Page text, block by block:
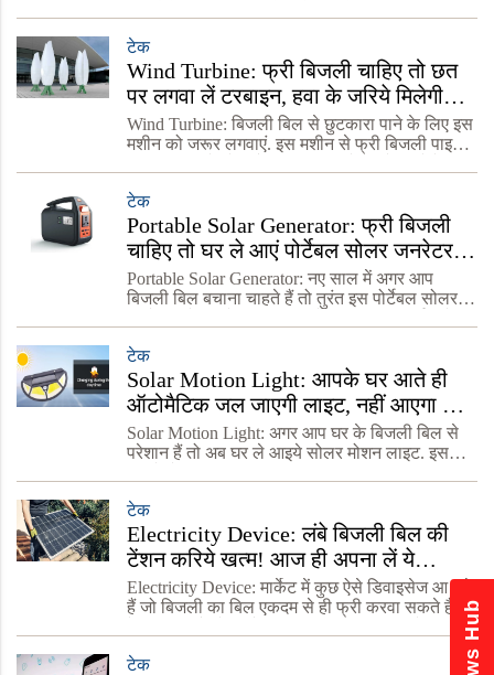
टेक
Wind Turbine: फ्री बिजली चाहिए तो छत
पर लगवा लें टरबाइन, हवा के जरिये मिलेगी
लाइट, जानें खूबी
Wind Turbine: बिजली बिल से छुटकारा पाने के लिए इस
मशीन को जरूर लगवाएं. इस मशीन से फ्री बिजली पाइये.
टेक
Portable Solar Generator: फ्री बिजली
चाहिए तो घर ले आएं पोर्टेबल सोलर जनरेटर,
जानें कीमत और खासियत
Portable Solar Generator: नए साल में अगर आप
बिजली बिल बचाना चाहते हैं तो तुरंत इस पोर्टेबल सोलर
चलाया जा सकता
टेक
Solar Motion Light: आपके घर आते ही
ऑटोमैटिक जल जाएगी लाइट, नहीं आएगा कोई
बिजली का बिल, जानें कीमत
Solar Motion Light: अगर आप घर के बिजली बिल से
परेशान हैं तो अब घर ले आइये सोलर मोशन लाइट. इसको
लगा
टेक
Electricity Device: लंबे बिजली बिल की
टेंशन करिये खत्म! आज ही अपना लें ये
डिवाइस, जानें प्रोसेस
Electricity Device: मार्केट में कुछ ऐसे डिवाइसेज आ चुके
हैं जो बिजली का बिल एकदम से ही फ्री करवा सकते हैं.
टेक